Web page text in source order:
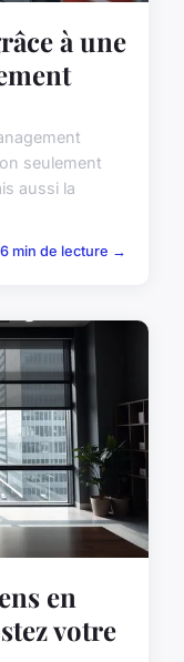
à une
seulement
aussi la
6 min de lecture →
en
votre